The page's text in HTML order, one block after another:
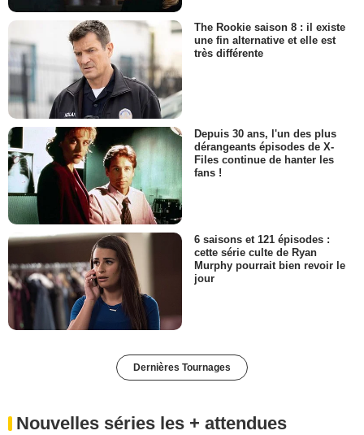
The Rookie saison 8 : il existe
une fin alternative et elle est
très différente
Depuis 30 ans, l'un des plus
dérangeants épisodes de X-
Files continue de hanter les
fans !
6 saisons et 121 épisodes :
cette série culte de Ryan
Murphy pourrait bien revoir le
jour
Dernières Tournages
Nouvelles séries les + attendues